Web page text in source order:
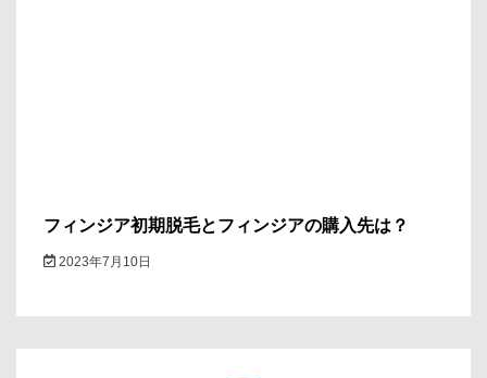
フィンジア初期脱毛とフィンジアの購入先は？
2023年7月10日